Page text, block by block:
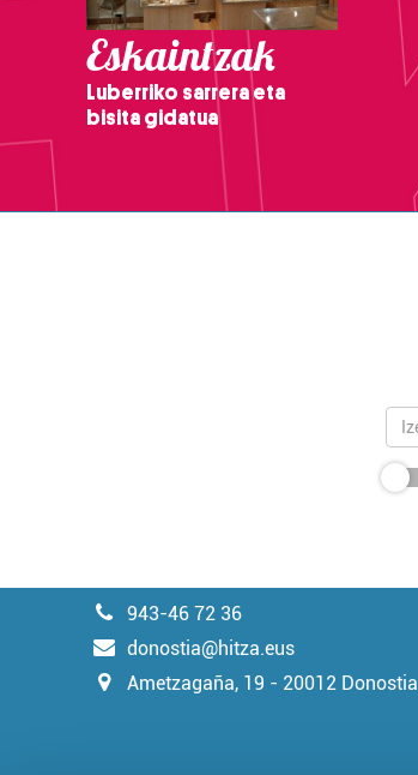
Eskaintzak
Luberriko sarrera eta
bisita gidatua
943-46 72 36
donostia@hitza.eus
Ametzagaña, 19 - 20012 Donostia